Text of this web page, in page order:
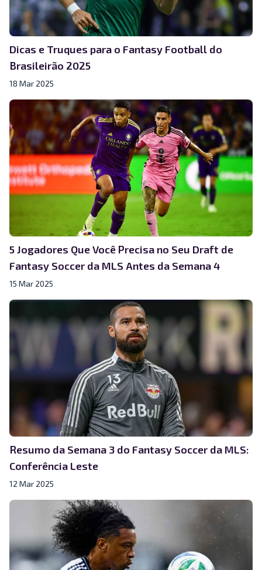
Dicas e Truques para o Fantasy Football do
Brasileirão 2025
18 Mar 2025
5 Jogadores Que Você Precisa no Seu Draft de
Fantasy Soccer da MLS Antes da Semana 4
15 Mar 2025
Resumo da Semana 3 do Fantasy Soccer da MLS:
Conferência Leste
12 Mar 2025